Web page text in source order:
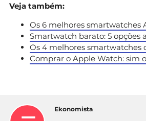
Veja também:
Os 6 melhores smartwatches
Smartwatch barato: 5 opções
Os 4 melhores smartwatches
Comprar o Apple Watch: sim
Ekonomista